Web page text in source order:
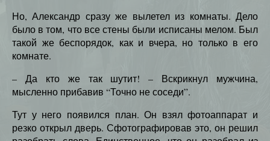
Но, Александр сразу же вылетел из комнаты. Дело
было в том, что все стены были исписаны мелом. Был
такой же беспорядок, как и вчера, но только в его
комнате.
– Да кто же так шутит! – Вскрикнул мужчина,
мысленно прибавив “Точно не соседи”.
Тут у него появился план. Он взял фотоаппарат и
резко открыл дверь. Сфотографировав это, он решил